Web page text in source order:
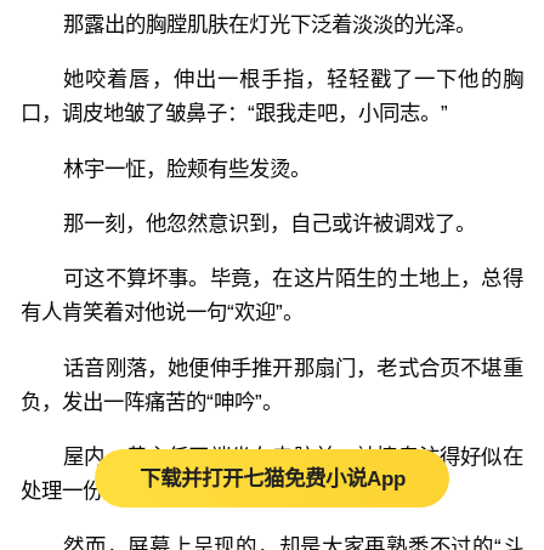
那露出的胸膛肌肤在灯光下泛着淡淡的光泽。
她咬着唇，伸出一根手指，轻轻戳了一下他的胸
口，调皮地皱了皱鼻子：“跟我走吧，小同志。”
林宇一怔，脸颊有些发烫。
那一刻，他忽然意识到，自己或许被调戏了。
可这不算坏事。毕竟，在这片陌生的土地上，总得
有人肯笑着对他说一句“欢迎”。
话音刚落，她便伸手推开那扇门，老式合页不堪重
负，发出一阵痛苦的“呻吟”。
屋内，黄主任正端坐在电脑前，神情专注得好似在
处理一份重要文档。
下载并打开七猫免费小说App